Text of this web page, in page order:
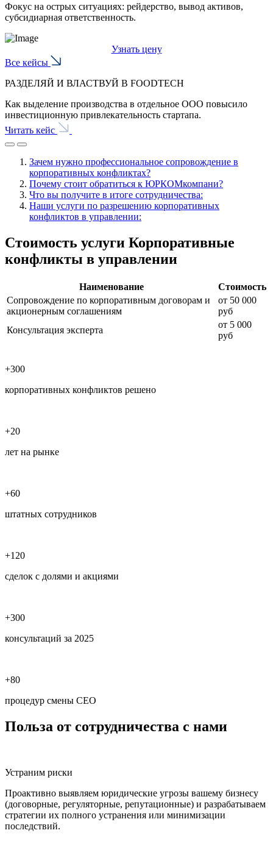
Фокус на острых ситуациях: рейдерство, вывод активов,
субсидиарная ответственность.
Узнать цену
Все кейсы
РАЗДЕЛЯЙ И ВЛАСТВУЙ В FOODTECH
Как выделение производства в отдельное ООО повысило
инвестиционную привлекательность стартапа.
Читать кейс
Зачем нужно профессиональное сопровождение в
корпоративных конфликтах?
Почему стоит обратиться к ЮРКОМкомпани?
Что вы получите в итоге сотрудничества:
Наши услуги по разрешению корпоративных
конфликтов в управлении:
Стоимость услуги Корпоративные
конфликты в управлении
Наименование
Стоимость
Сопровождение по корпоративным договорам и
акционерным соглашениям
от 50 000
руб
Консультация эксперта
от 5 000
руб
+300
корпоративных конфликтов решено
+20
лет на рынке
+60
штатных сотрудников
+120
сделок с долями и акциями
+300
консультаций за 2025
+80
процедур смены СЕО
Польза от сотрудничества с нами
Устраним риски
Проактивно выявляем юридические угрозы вашему бизнесу
(договорные, регуляторные, репутационные) и разрабатываем
стратегии их полного устранения или минимизации
последствий.